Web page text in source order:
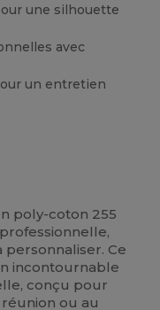
une silhouette
avec
un entretien
poly-coton 255
Ce
incontournable
conçu pour
ou au